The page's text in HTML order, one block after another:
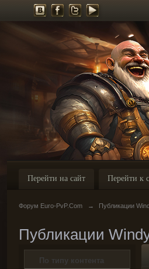
Перейти на сайт Перейти к
Форум Euro-PvP.Com → Публикации
Публикации
По типу контента